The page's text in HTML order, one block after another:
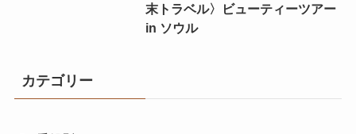
末トラベル〉ビューティーツアー
in ソウル
カテゴリー